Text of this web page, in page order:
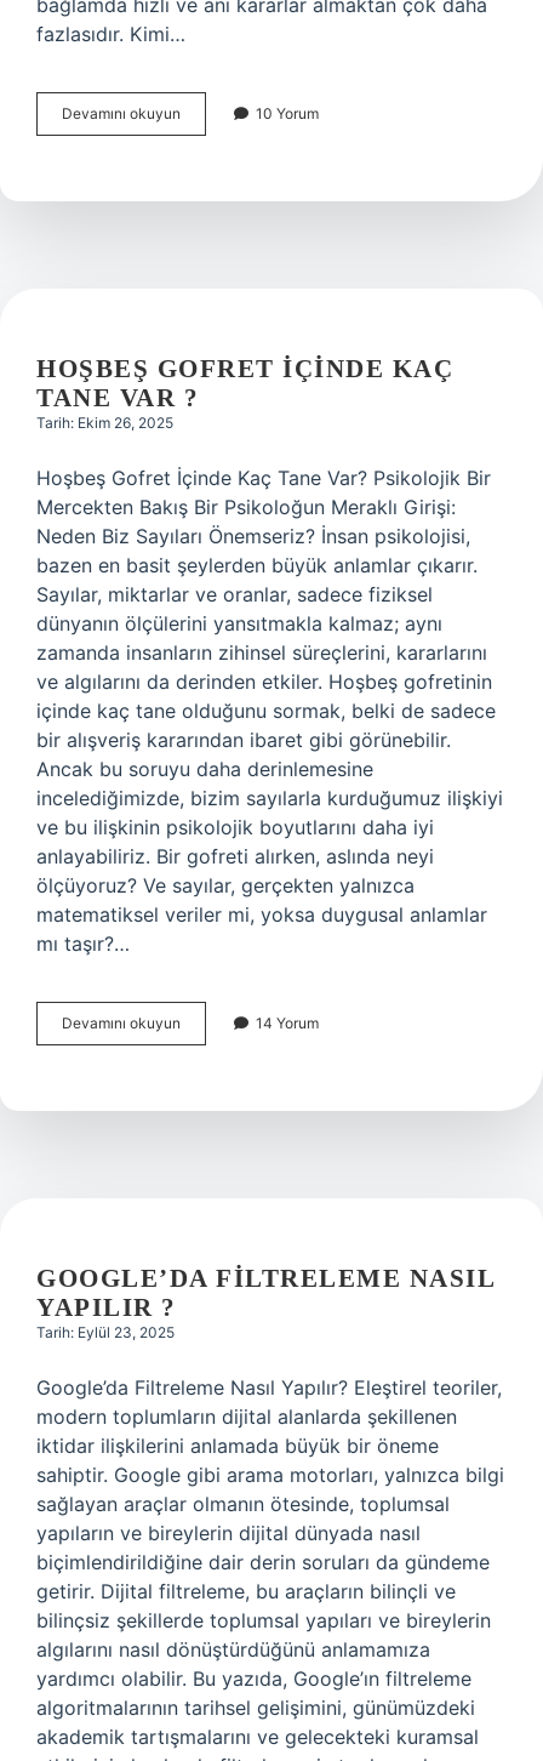
bağlamda hızlı ve ani kararlar almaktan çok daha
fazlasıdır. Kimi…
Devamını okuyun
düşünmek
?
10 Yorum
HOŞBEŞ GOFRET IÇINDE KAÇ
TANE VAR ?
Tarih: Ekim 26, 2025
Hoşbeş Gofret İçinde Kaç Tane Var? Psikolojik Bir
Mercekten Bakış Bir Psikoloğun Meraklı Girişi:
Neden Biz Sayıları Önemseriz? İnsan psikolojisi,
bazen en basit şeylerden büyük anlamlar çıkarır.
Sayılar, miktarlar ve oranlar, sadece fiziksel
dünyanın ölçülerini yansıtmakla kalmaz; aynı
zamanda insanların zihinsel süreçlerini, kararlarını
ve algılarını da derinden etkiler. Hoşbeş gofretinin
içinde kaç tane olduğunu sormak, belki de sadece
bir alışveriş kararından ibaret gibi görünebilir.
Ancak bu soruyu daha derinlemesine
incelediğimizde, bizim sayılarla kurduğumuz ilişkiyi
ve bu ilişkinin psikolojik boyutlarını daha iyi
anlayabiliriz. Bir gofreti alırken, aslında neyi
ölçüyoruz? Ve sayılar, gerçekten yalnızca
matematiksel veriler mi, yoksa duygusal anlamlar
mı taşır?…
Devamını okuyun
gofret
tane
14 Yorum
GOOGLE’DA FILTRELEME NASIL
YAPILIR ?
Tarih: Eylül 23, 2025
Google’da Filtreleme Nasıl Yapılır? Eleştirel teoriler,
modern toplumların dijital alanlarda şekillenen
iktidar ilişkilerini anlamada büyük bir öneme
sahiptir. Google gibi arama motorları, yalnızca bilgi
sağlayan araçlar olmanın ötesinde, toplumsal
yapıların ve bireylerin dijital dünyada nasıl
biçimlendirildiğine dair derin soruları da gündeme
getirir. Dijital filtreleme, bu araçların bilinçli ve
bilinçsiz şekillerde toplumsal yapıları ve bireylerin
algılarını nasıl dönüştürdüğünü anlamamıza
yardımcı olabilir. Bu yazıda, Google’ın filtreleme
algoritmalarının tarihsel gelişimini, günümüzdeki
akademik tartışmalarını ve gelecekteki kuramsal